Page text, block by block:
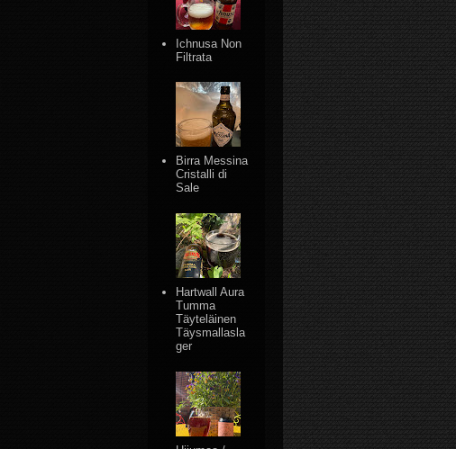
Ichnusa Non
Filtrata
Birra Messina
Cristalli di
Sale
Hartwall Aura
Tumma
Täyteläinen
Täysmallasla
ger